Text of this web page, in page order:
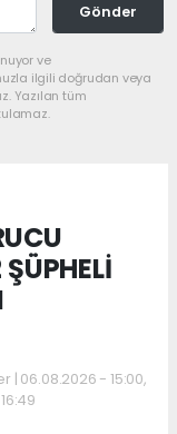
Gönder
ve
ilgili doğrudan veya
Yazılan tüm
06.08.2026 - 15:00,